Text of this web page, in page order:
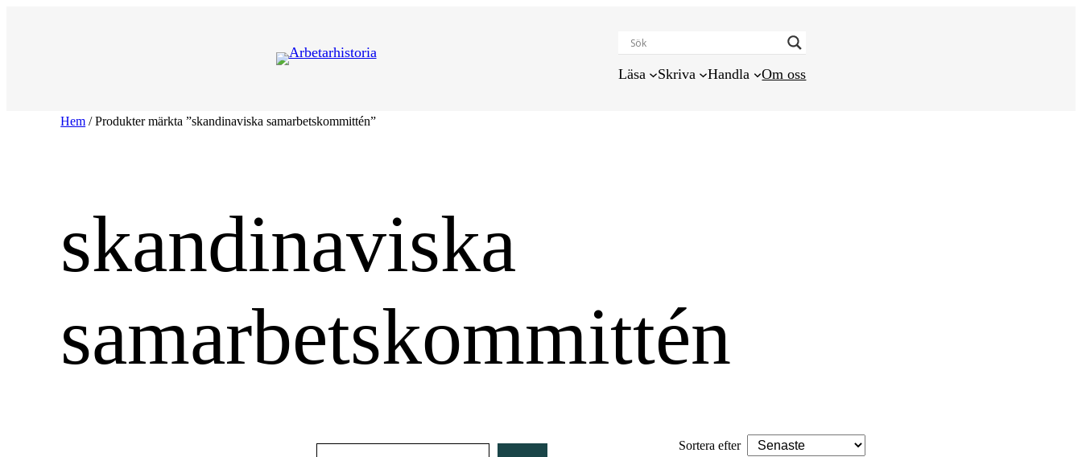
Läsa Skriva Handla Om oss
Hem / Produkter märkta ”skandinaviska samarbetskommittén”
skandinaviska
samarbetskommittén
Sortera efter